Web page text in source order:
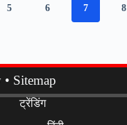
धामी
साल
का
कार्यकाल,
विशेष
5 6 7 8
• Sitemap
ट्रेंडिंग